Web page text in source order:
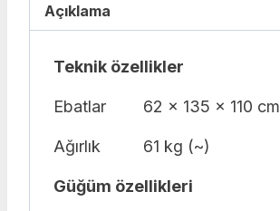
Açıklama
Teknik özellikler
Ebatlar 62 x 135 x 110 cm
Ağırlık 61 kg (~)
Güğüm özellikleri